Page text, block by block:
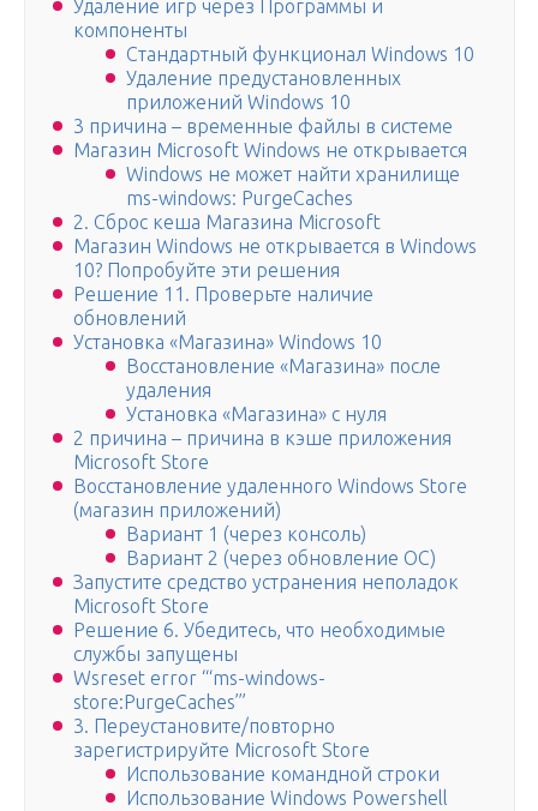
Удаление игр через Программы и
компоненты
Стандартный функционал Windows 10
Удаление предустановленных
приложений Windows 10
3 причина – временные файлы в системе
Магазин Microsoft Windows не открывается
Windows не может найти хранилище
ms-windows: PurgeCaches
2. Сброс кеша Магазина Microsoft
Магазин Windows не открывается в Windows
10? Попробуйте эти решения
Решение 11. Проверьте наличие
обновлений
Установка «Магазина» Windows 10
Восстановление «Магазина» после
удаления
Установка «Магазина» с нуля
2 причина – причина в кэше приложения
Microsoft Store
Восстановление удаленного Windows Store
(магазин приложений)
Вариант 1 (через консоль)
Вариант 2 (через обновление ОС)
Запустите средство устранения неполадок
Microsoft Store
Решение 6. Убедитесь, что необходимые
службы запущены
Wsreset error “‘ms-windows-
store:PurgeCaches’”
3. Переустановите/повторно
зарегистрируйте Microsoft Store
Использование командной строки
Использование Windows Powershell